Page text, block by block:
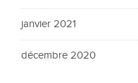
janvier 2021
décembre 2020